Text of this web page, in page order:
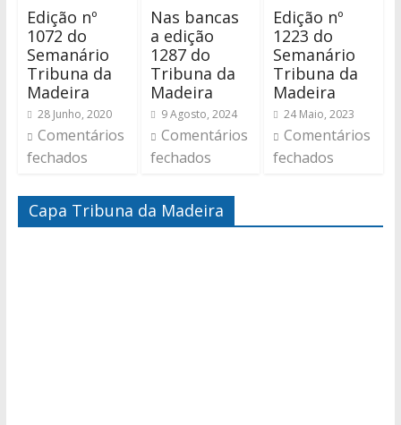
Edição nº
1072 do
Semanário
Tribuna da
Madeira
28 Junho, 2020
Comentários
fechados
Nas bancas
a edição
1287 do
Tribuna da
Madeira
9 Agosto, 2024
Comentários
fechados
Edição nº
1223 do
Semanário
Tribuna da
Madeira
24 Maio, 2023
Comentários
fechados
Capa Tribuna da Madeira